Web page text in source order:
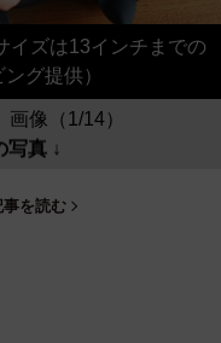
イズは13インチまでの
グ提供）
像（1/14）
写真 ↓
事を読む